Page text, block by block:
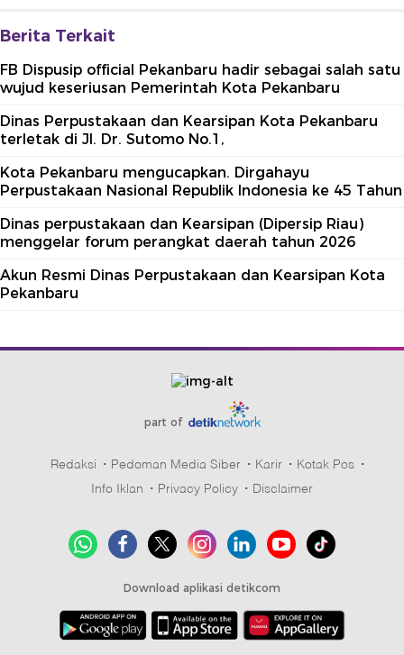
Berita Terkait
FB Dispusip official Pekanbaru hadir sebagai salah satu
wujud keseriusan Pemerintah Kota Pekanbaru
Dinas Perpustakaan dan Kearsipan Kota Pekanbaru
terletak di Jl. Dr. Sutomo No.1,
Kota Pekanbaru mengucapkan. Dirgahayu
Perpustakaan Nasional Republik Indonesia ke 45 Tahun
Dinas perpustakaan dan Kearsipan (Dipersip Riau)
menggelar forum perangkat daerah tahun 2026
Akun Resmi Dinas Perpustakaan dan Kearsipan Kota
Pekanbaru
part of
Redaksi Pedoman Media Siber Karir
Kotak Pos
Info Iklan
Privacy Policy Disclaimer
Download aplikasi detikcom